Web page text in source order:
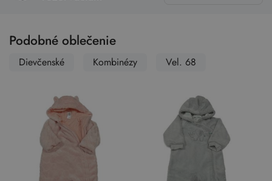
Podobné oblečenie
Dievčenské Kombinézy Vel. 68